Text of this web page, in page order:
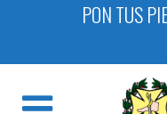
PON TUS